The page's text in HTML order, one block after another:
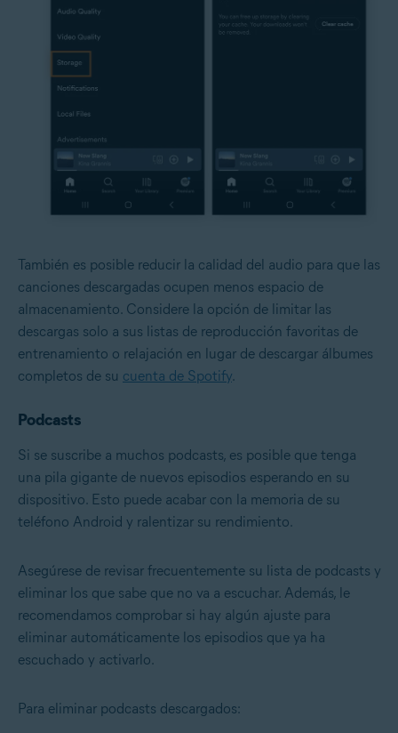
También es posible reducir la calidad del audio para que las
canciones descargadas ocupen menos espacio de
almacenamiento. Considere la opción de limitar las
descargas solo a sus listas de reproducción favoritas de
entrenamiento o relajación en lugar de descargar álbumes
completos de su cuenta de Spotify.
Podcasts
Si se suscribe a muchos podcasts, es posible que tenga
una pila gigante de nuevos episodios esperando en su
dispositivo. Esto puede acabar con la memoria de su
teléfono Android y ralentizar su rendimiento.
Asegúrese de revisar frecuentemente su lista de podcasts y
eliminar los que sabe que no va a escuchar. Además, le
recomendamos comprobar si hay algún ajuste para
eliminar automáticamente los episodios que ya ha
escuchado y activarlo.
Para eliminar podcasts descargados: